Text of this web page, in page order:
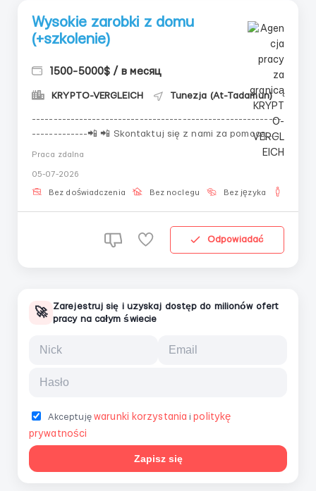
Wysokie zarobki z domu
(+szkolenie)
1500-5000$ / в месяц
KRYPTO-VERGLEICH Tunezja (At-Tadamun)
----------------------------------------------------------
-------------📲 📲 Skontaktuj się z nami za pomocą
poniższych danych kontaktowych!📲 📲 Odpowiedzi na
-------------------------------------------------------
Zarabiać od 50-500$ w ciągu kilku g...
Praca zdalna
05-07-2026
Bez doświadczenia Bez noclegu Bez języka
Odpowiadać
🚀
Zarejestruj się i uzyskaj dostęp do milionów ofert
pracy na całym świecie
Akceptujęwarunki korzystania i politykę
prywatności
Zapisz się